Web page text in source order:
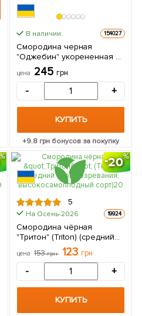
В наличии. 154027
Смородина черная
"Оджебин" укорененная в
контейнере (ранний срок
созревания) 1 саженец в
цена 245 грн
- +
КУПИТЬ
+9.8грн бонусов за покупку
20
5
На Осень-2026 19924
Смородина чёрная
"Тритон" (Triton) (средний
срок созревания,
высокосамоплодный сорт)
1 саженец в упаковке
цена 153грн 123 грн
- +
КУПИТЬ